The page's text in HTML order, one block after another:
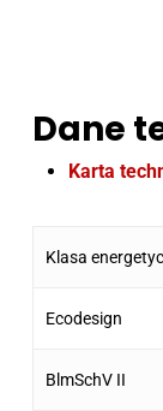
Dane
Karta
Klasa
Ecodesign
BlmSchV II